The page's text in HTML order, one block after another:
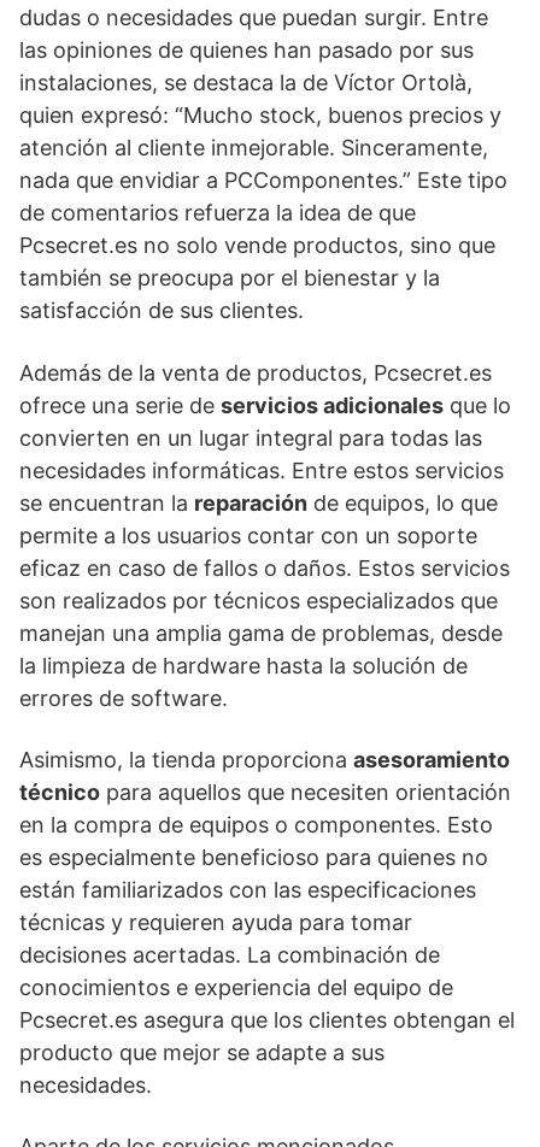
dudas o necesidades que puedan surgir. Entre
las opiniones de quienes han pasado por sus
instalaciones, se destaca la de Víctor Ortolà,
quien expresó: “Mucho stock, buenos precios y
atención al cliente inmejorable. Sinceramente,
nada que envidiar a PCComponentes.” Este tipo
de comentarios refuerza la idea de que
Pcsecret.es no solo vende productos, sino que
también se preocupa por el bienestar y la
satisfacción de sus clientes.
Además de la venta de productos, Pcsecret.es
ofrece una serie de servicios adicionales que lo
convierten en un lugar integral para todas las
necesidades informáticas. Entre estos servicios
se encuentran la reparación de equipos, lo que
permite a los usuarios contar con un soporte
eficaz en caso de fallos o daños. Estos servicios
son realizados por técnicos especializados que
manejan una amplia gama de problemas, desde
la limpieza de hardware hasta la solución de
errores de software.
Asimismo, la tienda proporciona asesoramiento
técnico para aquellos que necesiten orientación
en la compra de equipos o componentes. Esto
es especialmente beneficioso para quienes no
están familiarizados con las especificaciones
técnicas y requieren ayuda para tomar
decisiones acertadas. La combinación de
conocimientos e experiencia del equipo de
Pcsecret.es asegura que los clientes obtengan el
producto que mejor se adapte a sus
necesidades.